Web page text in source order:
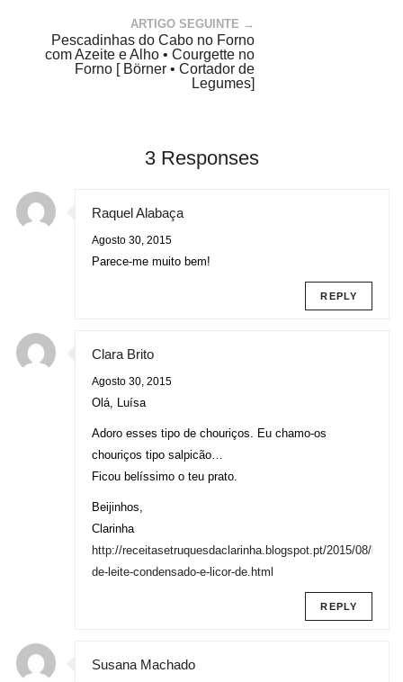
ARTIGO SEGUINTE →
Pescadinhas do Cabo no Forno
com Azeite e Alho • Courgette no
Forno [ Börner • Cortador de
Legumes]
3 Responses
Raquel Alabaça
Agosto 30, 2015
Parece-me muito bem!
REPLY
Clara Brito
Agosto 30, 2015
Olá, Luísa
Adoro esses tipo de chouriços. Eu chamo-os
chouriços tipo salpicão…
Ficou belíssimo o teu prato.
Beijinhos,
Clarinha
http://receitasetruquesdaclarinha.blogspot.pt/2015/08/bolo-
de-leite-condensado-e-licor-de.html
REPLY
Susana Machado